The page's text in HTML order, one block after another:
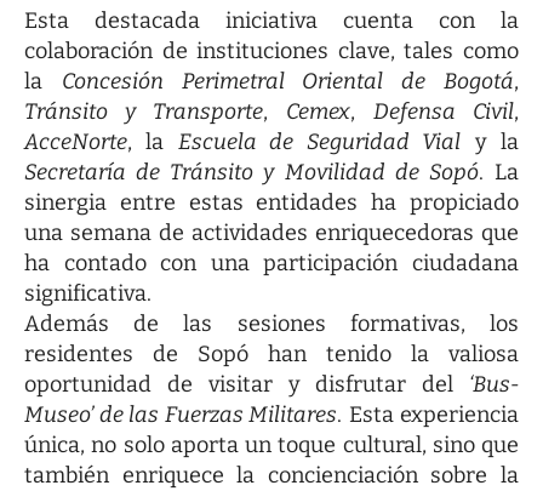
Esta destacada iniciativa cuenta con la
colaboración de instituciones clave, tales como
la Concesión Perimetral Oriental de Bogotá,
Tránsito y Transporte, Cemex, Defensa Civil,
AcceNorte, la Escuela de Seguridad Vial y la
Secretaría de Tránsito y Movilidad de Sopó. La
sinergia entre estas entidades ha propiciado
una semana de actividades enriquecedoras que
ha contado con una participación ciudadana
significativa.
Además de las sesiones formativas, los
residentes de Sopó han tenido la valiosa
oportunidad de visitar y disfrutar del ‘Bus-
Museo’ de las Fuerzas Militares. Esta experiencia
única, no solo aporta un toque cultural, sino que
también enriquece la concienciación sobre la